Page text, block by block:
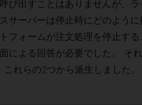
び出すことはありませんが、
サーバーは停止時にどのよう
フォームが注文処理を停止す
による回答が必要でした。 そ
れらの2つから派生しました。